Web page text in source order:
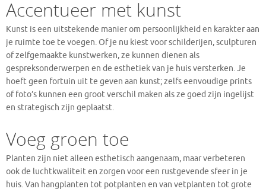
Accentueer met kunst
Kunst is een uitstekende manier om persoonlijkheid en karakter aan
je ruimte toe te voegen. Of je nu kiest voor schilderijen, sculpturen
of zelfgemaakte kunstwerken, ze kunnen dienen als
gespreksonderwerpen en de esthetiek van je huis versterken. Je
hoeft geen fortuin uit te geven aan kunst; zelfs eenvoudige prints
of foto’s kunnen een groot verschil maken als ze goed zijn ingelijst
en strategisch zijn geplaatst.
Voeg groen toe
Planten zijn niet alleen esthetisch aangenaam, maar verbeteren
ook de luchtkwaliteit en zorgen voor een rustgevende sfeer in je
huis. Van hangplanten tot potplanten en van vetplanten tot grote